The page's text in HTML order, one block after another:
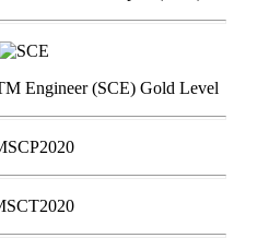
Engineer (SCE) Gold Level